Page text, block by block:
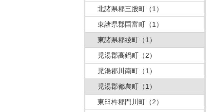
北諸県郡三股町 （1）
東諸県郡国富町 （1）
東諸県郡綾町 （1）
児湯郡高鍋町 （2）
児湯郡川南町 （1）
児湯郡都農町 （1）
東臼杵郡門川町 （2）